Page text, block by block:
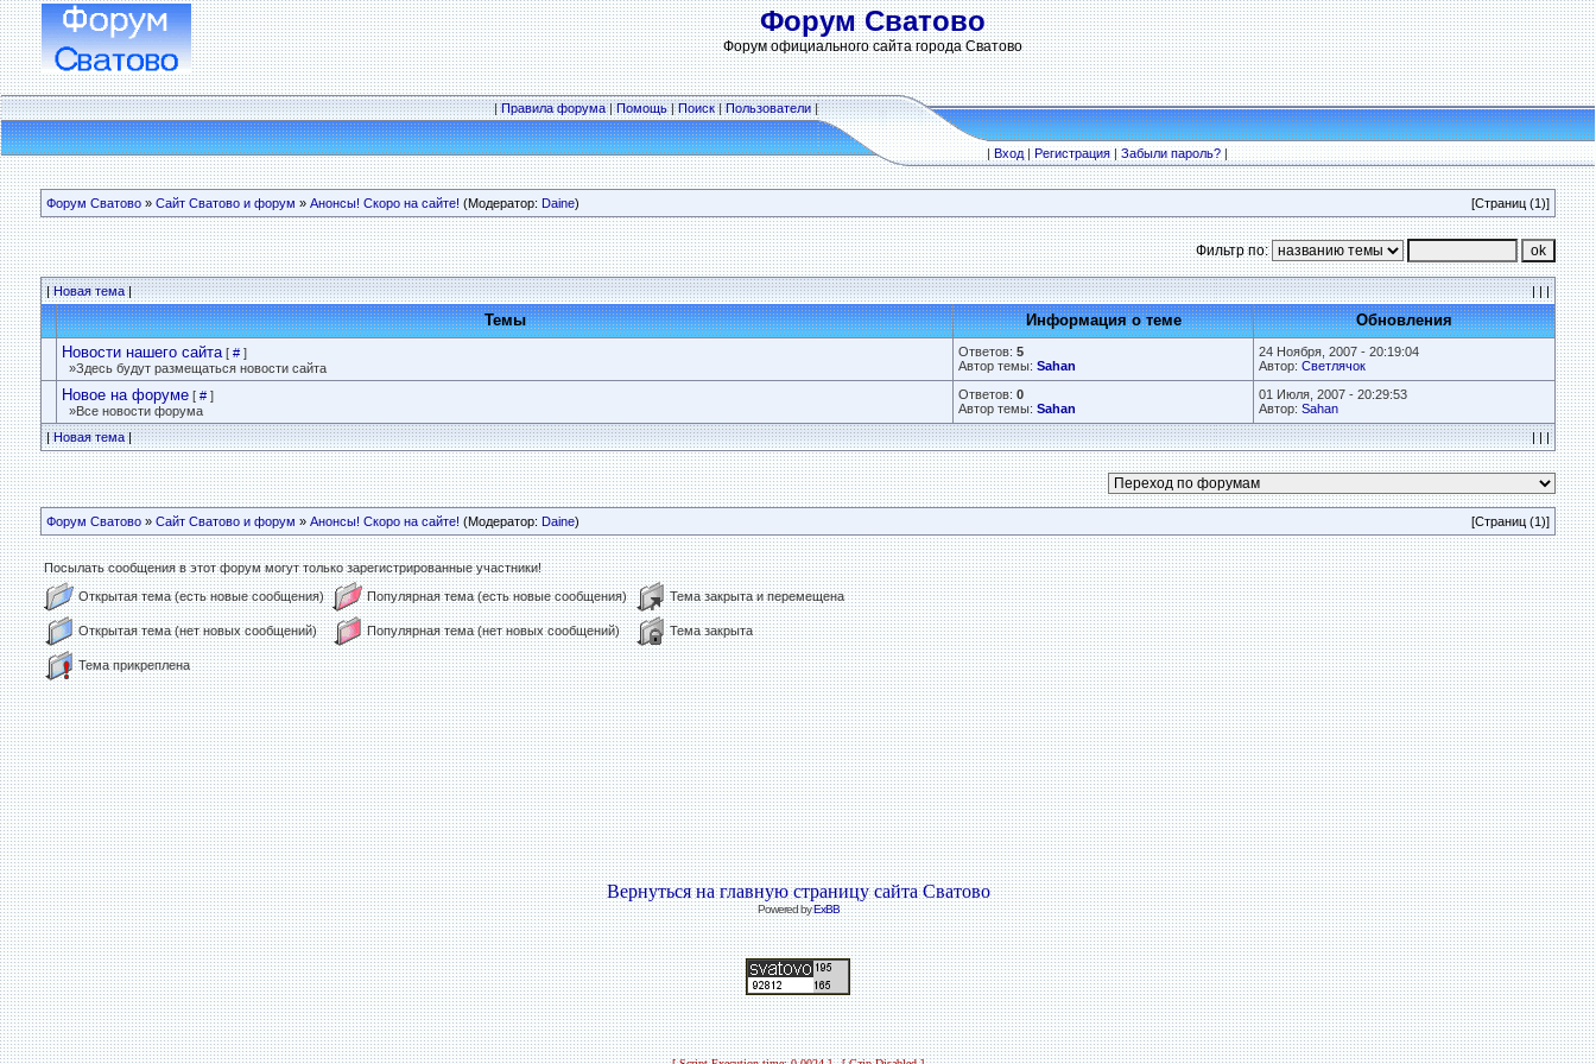
Форум Сватово
Форум официального сайта города Сватово
|Правила форума|Помощь|Поиск|Пользователи|
|Вход|Регистрация|Забыли пароль?|
Форум Сватово » Сайт Сватово и форум » Анонсы! Скоро на сайте! (Модератор: Daine) [Страниц (1)]
Фильтр по:
|Новая тема| | | |
Темы Информация о теме
Обновления
Новости нашего сайта [ # ]
»Здесь будут размещаться новости сайта
Ответов: 5
Автор темы: Sahan
24 Ноября, 2007 - 20:19:04
Автор: Светлячок
Новое на форуме [ # ]
»Все новости форума
Ответов: 0
Автор темы: Sahan
01 Июля, 2007 - 20:29:53
Автор: Sahan
|Новая тема| | | |
Форум Сватово » Сайт Сватово и форум » Анонсы! Скоро на сайте! (Модератор: Daine) [Страниц (1)]
Посылать сообщения в этот форум могут только зарегистрированные участники!
Открытая тема (есть новые сообщения)
Популярная тема (есть новые сообщения) Тема закрыта и перемещена
Открытая тема (нет новых сообщений) Популярная тема (нет новых сообщений) Тема закрыта
Тема прикреплена
Вернуться на главную страницу сайта Сватово
Powered byExBB